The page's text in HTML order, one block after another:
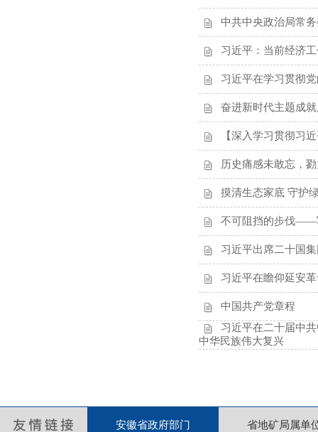
中共中央政治局常
习近平：当前经济
习近平在学习贯彻
奋进新时代主题成
【深入学习贯彻习
历史痛感未敢忘，
摸清生态家底 守护
不可阻挡的步伐——
习近平出席二十国
习近平在瞻仰延安
中国共产党章程
习近平在二十届中
中华民族伟大复兴
安徽省政府部门 省地矿局属单